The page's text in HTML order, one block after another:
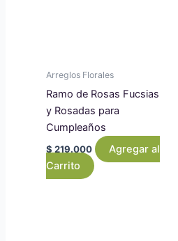
Arreglos Florales
Ramo de Rosas Fucsias
y Rosadas para
Cumpleaños
$ 219.000
Agregar al
Carrito